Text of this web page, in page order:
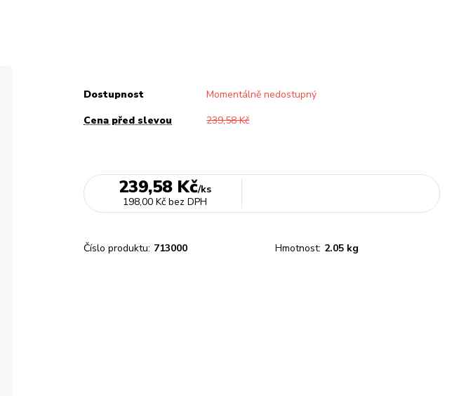
Dostupnost
Momentálně nedostupný
Cena před slevou
239,58 Kč
239,58 Kč/ks
198,00 Kč bez DPH
Číslo produktu: 713000 Hmotnost: 2.05 kg